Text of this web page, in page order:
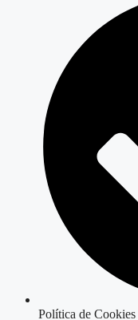
Política de Cookies